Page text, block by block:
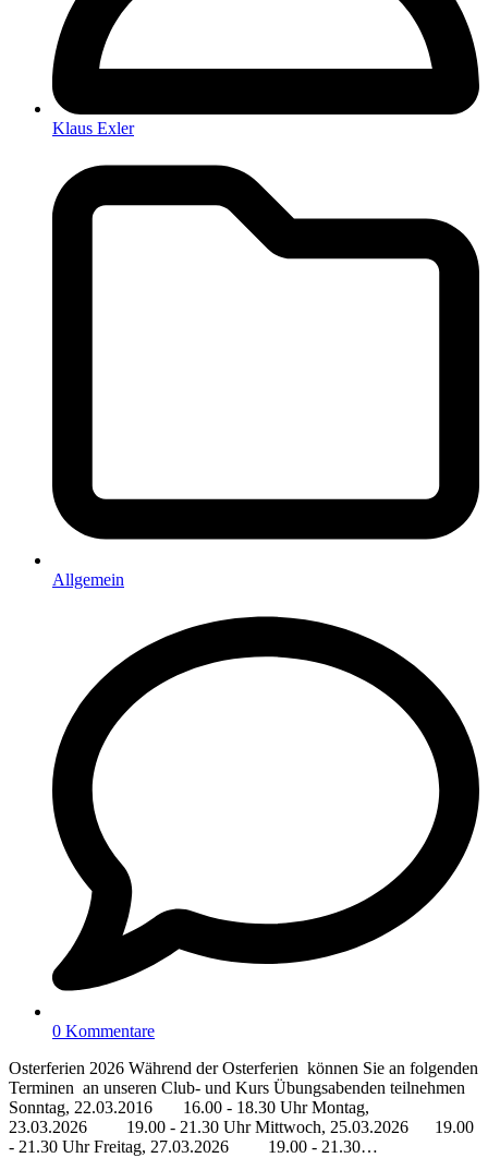
Klaus Exler
Allgemein
0 Kommentare
Osterferien 2026 Während der Osterferien können Sie an folgenden
Terminen an unseren Club- und Kurs Übungsabenden teilnehmen
Sonntag, 22.03.2016 16.00 - 18.30 Uhr Montag,
23.03.2026 19.00 - 21.30 Uhr Mittwoch, 25.03.2026 19.00
- 21.30 Uhr Freitag, 27.03.2026 19.00 - 21.30…